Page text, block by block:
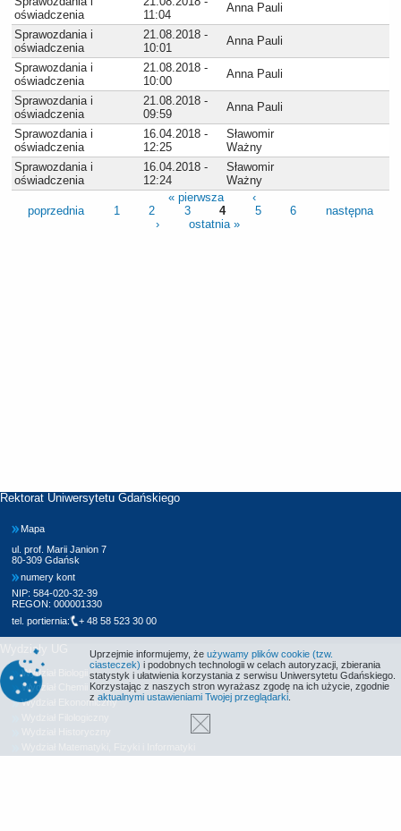
oświadczenia
11:04
Anna Pauli
Sprawozdania i
oświadczenia
21.08.2018 -
10:01
Anna Pauli
Sprawozdania i
oświadczenia
21.08.2018 -
10:00
Anna Pauli
Sprawozdania i
oświadczenia
21.08.2018 -
09:59
Anna Pauli
Sprawozdania i
oświadczenia
16.04.2018 -
12:25
Sławomir
Ważny
Sprawozdania i
oświadczenia
16.04.2018 -
12:24
Sławomir
Ważny
« pierwsza
‹
poprzednia
1 2 3 4 5 6
następna
›
ostatnia »
Rektorat Uniwersytetu Gdańskiego
Mapa
ul. prof. Marii Janion 7
80-309 Gdańsk
numery kont
NIP: 584-020-32-39
REGON: 000001330
tel. portiernia:
+ 48 58 523 30 00
Wydziały UG
Wydział Biologii
Wydział Chemii
Wydział Ekonomiczny
Uprzejmie informujemy, że używamy plików cookie (tzw.
ciasteczek) i podobnych technologii w celach autoryzacji, zbierania
statystyk i ułatwienia korzystania z serwisu Uniwersytetu Gdańskiego.
Korzystając z naszych stron wyrażasz zgodę na ich użycie, zgodnie
z aktualnymi ustawieniami Twojej przeglądarki